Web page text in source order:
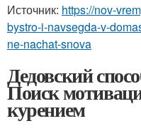
Источник: https://nov-
bystro-i-navsegda-v-
ne-nachat-snova
Дедовский
Поиск
курением